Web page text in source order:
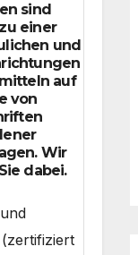
sind
einer
und
auf
von
Wir
dabei.